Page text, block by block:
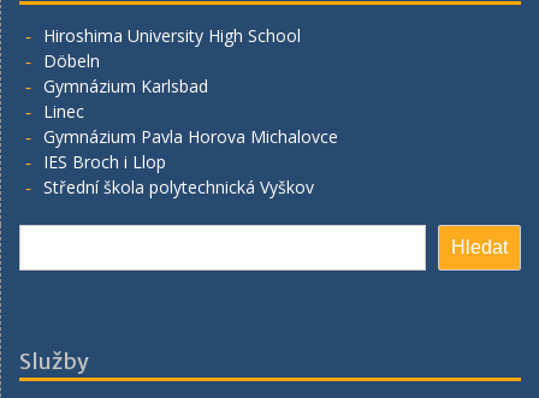
Hiroshima University High School
Döbeln
Gymnázium Karlsbad
Linec
Gymnázium Pavla Horova Michalovce
IES Broch i Llop
Střední škola polytechnická Vyškov
Hledat
Služby